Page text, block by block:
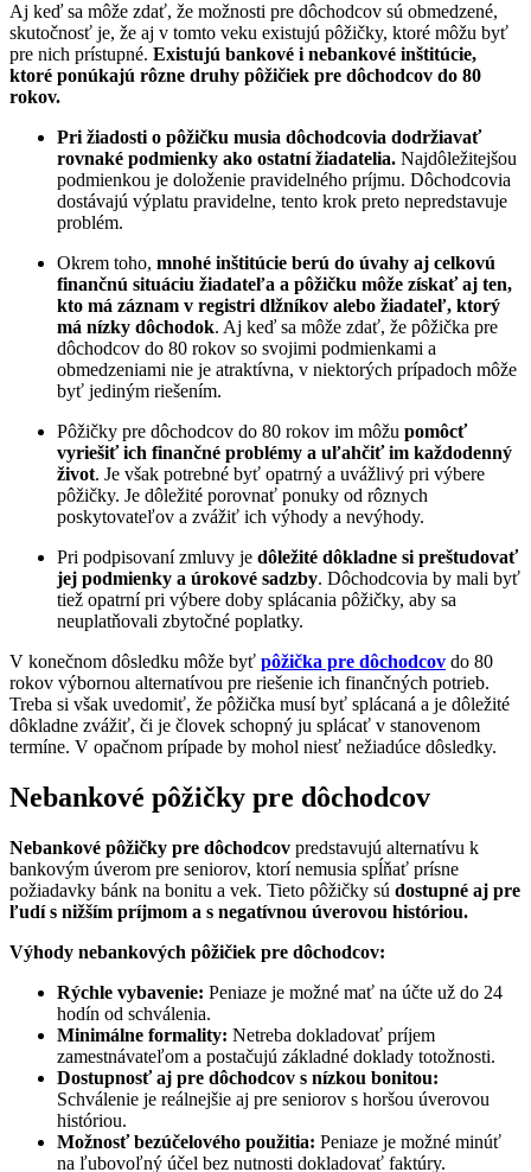
Aj keď sa môže zdať, že možnosti pre dôchodcov sú obmedzené,
skutočnosť je, že aj v tomto veku existujú pôžičky, ktoré môžu byť
pre nich prístupné. Existujú bankové i nebankové inštitúcie,
ktoré ponúkajú rôzne druhy pôžičiek pre dôchodcov do 80
rokov.
Pri žiadosti o pôžičku musia dôchodcovia dodržiavať
rovnaké podmienky ako ostatní žiadatelia. Najdôležitejšou
podmienkou je doloženie pravidelného príjmu. Dôchodcovia
dostávajú výplatu pravidelne, tento krok preto nepredstavuje
problém.
Okrem toho, mnohé inštitúcie berú do úvahy aj celkovú
finančnú situáciu žiadateľa a pôžičku môže získať aj ten,
kto má záznam v registri dlžníkov alebo žiadateľ, ktorý
má nízky dôchodok. Aj keď sa môže zdať, že pôžička pre
dôchodcov do 80 rokov so svojimi podmienkami a
obmedzeniami nie je atraktívna, v niektorých prípadoch môže
byť jediným riešením.
Pôžičky pre dôchodcov do 80 rokov im môžu pomôcť
vyriešiť ich finančné problémy a uľahčiť im každodenný
život. Je však potrebné byť opatrný a uvážlivý pri výbere
pôžičky. Je dôležité porovnať ponuky od rôznych
poskytovateľov a zvážiť ich výhody a nevýhody.
Pri podpisovaní zmluvy je dôležité dôkladne si preštudovať
jej podmienky a úrokové sadzby. Dôchodcovia by mali byť
tiež opatrní pri výbere doby splácania pôžičky, aby sa
neuplatňovali zbytočné poplatky.
V konečnom dôsledku môže byť pôžička pre dôchodcov do 80
rokov výbornou alternatívou pre riešenie ich finančných potrieb.
Treba si však uvedomiť, že pôžička musí byť splácaná a je dôležité
dôkladne zvážiť, či je človek schopný ju splácať v stanovenom
termíne. V opačnom prípade by mohol niesť nežiadúce dôsledky.
Nebankové pôžičky pre dôchodcov
Nebankové pôžičky pre dôchodcov predstavujú alternatívu k
bankovým úverom pre seniorov, ktorí nemusia spĺňať prísne
požiadavky bánk na bonitu a vek. Tieto pôžičky sú dostupné aj pre
ľudí s nižším príjmom a s negatívnou úverovou históriou.
Výhody nebankových pôžičiek pre dôchodcov:
Rýchle vybavenie: Peniaze je možné mať na účte už do 24
hodín od schválenia.
Minimálne formality: Netreba dokladovať príjem
zamestnávateľom a postačujú základné doklady totožnosti.
Dostupnosť aj pre dôchodcov s nízkou bonitou:
Schválenie je reálnejšie aj pre seniorov s horšou úverovou
históriou.
Možnosť bezúčelového použitia: Peniaze je možné minúť
na ľubovoľný účel bez nutnosti dokladovať faktúry.